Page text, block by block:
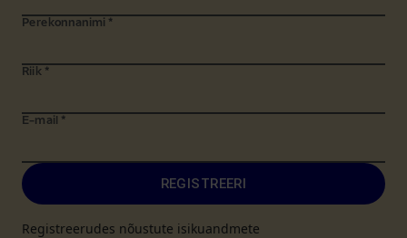
Perekonnanimi *
Riik *
E-mail *
REGISTREERI
Registreerudes nõustute isikuandmete